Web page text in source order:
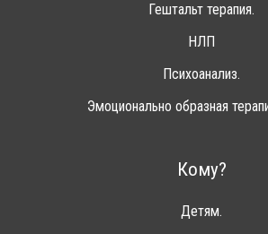
Гештальт терапия.
НЛП
Психоанализ.
Эмоционально образная
Кому?
Детям.